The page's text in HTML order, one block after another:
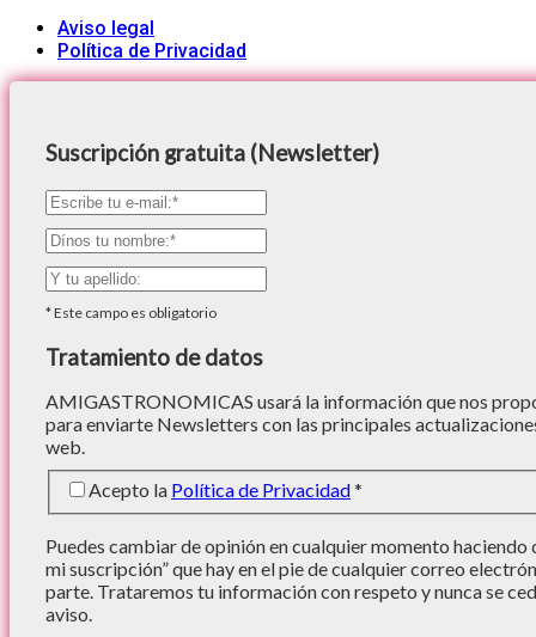
Aviso legal
Política de Privacidad
Suscripción gratuita (Newsletter)
*Este campo es obligatorio
Tratamiento de datos
AMIGASTRONOMICAS usará la información que nos
para enviarte Newsletters con las principales
web.
Acepto la Política de Privacidad*
Puedes cambiar de opinión en cualquier momento haciendo
mi suscripción” que hay en el pie de cualquier correo
parte. Trataremos tu información con respeto y nunca se
aviso.